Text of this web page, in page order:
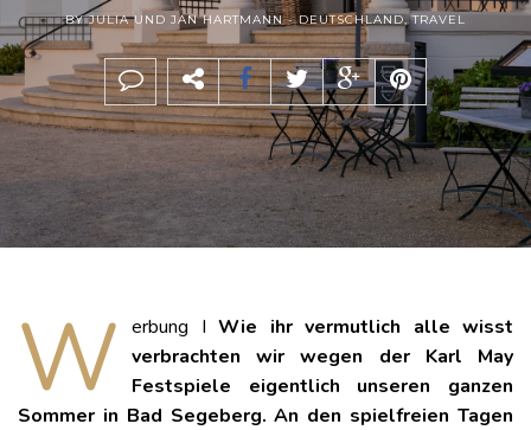
BY JULIA UND JAN HARTMANN - DEUTSCHLAND,TRAVEL
W erbung I Wie ihr vermutlich alle wisst
verbrachten wir wegen der Karl May
Festspiele eigentlich unseren ganzen
Sommer in Bad Segeberg. An den spielfreien Tagen